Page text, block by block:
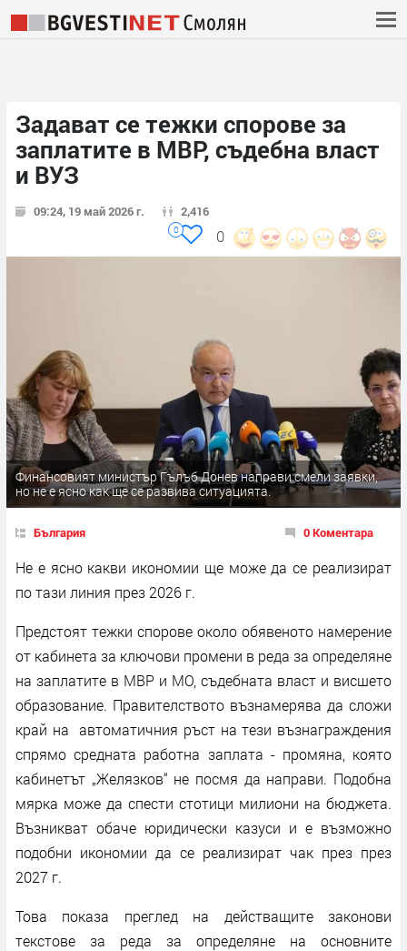
Задават се тежки спорове за
заплатите в МВР, съдебна власт
и ВУЗ
09:24, 19 май 2026 г. 2,416
0
0
Финансовият министър Гълъб Донев направи смели заявки,
но не е ясно как ще се развива ситуацията.
България 0 Коментара
Не е ясно какви икономии ще може да се реализират
по тази линия през 2026 г.
Предстоят тежки спорове около обявеното намерение
от кабинета за ключови промени в реда за определяне
на заплатите в МВР и МО, съдебната власт и висшето
образование. Правителството възнамерява да сложи
край на автоматичния ръст на тези възнаграждения
спрямо средната работна заплата - промяна, която
кабинетът „Желязков“ не посмя да направи. Подобна
мярка може да спести стотици милиони на бюджета.
Възникват обаче юридически казуси и е възможно
подобни икономии да се реализират чак през през
2027 г.
Това показа преглед на действащите законови
текстове за реда за определяне на основните